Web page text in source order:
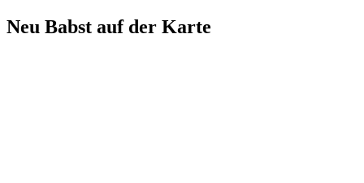
Neu Babst auf der Karte